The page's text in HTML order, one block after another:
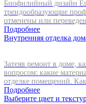
Биофилийный дизайн
трендообразующие
отменены или
Подробнее
Внутренняя отделка
Затеяв ремонт в доме,
вопросом: какие
отделке помещений.
Подробнее
Выберите цвет и